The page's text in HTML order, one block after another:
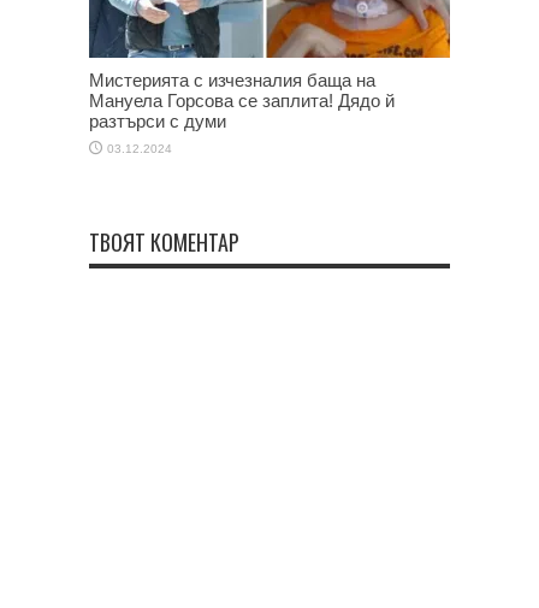
Мистерията с изчезналия баща на
Мануела Горсова се заплита! Дядо й
разтърси с думи
03.12.2024
ТВОЯТ КОМЕНТАР